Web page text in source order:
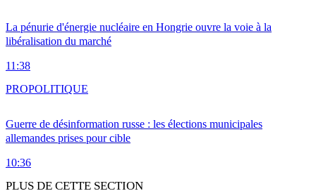
La pénurie d'énergie nucléaire en Hongrie ouvre la voie à la
libéralisation du marché
11:38
Guerre de désinformation russe : les élections municipales
allemandes prises pour cible
10:36
PROPOLITIQUE
PLUS DE CETTE SECTION